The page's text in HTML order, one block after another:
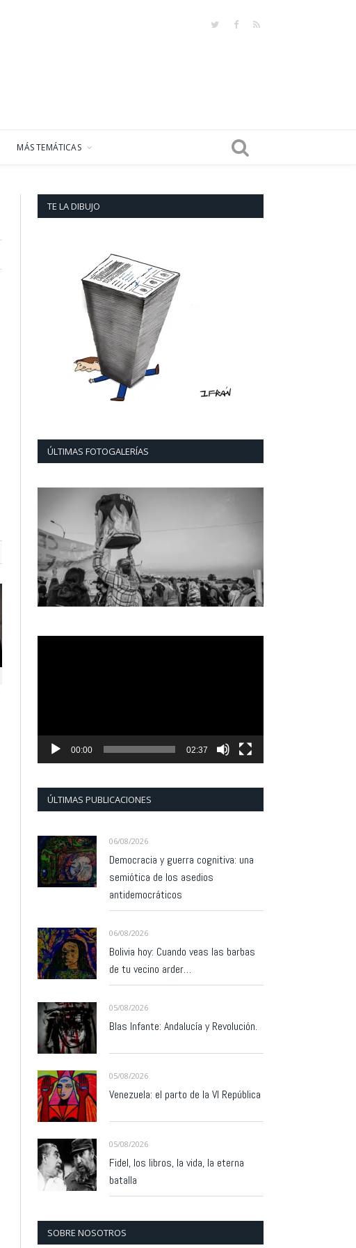
TwitterFacebook
RSS
MÁS TEMÁTICAS
TE LA DIBUJO
ÚLTIMAS FOTOGALERÍAS
00:00 02:37
ÚLTIMAS PUBLICACIONES
06/08/2026
Democracia y guerra cognitiva: una
semiótica de los asedios
antidemocráticos
06/08/2026
Bolivia hoy: Cuando veas las barbas
de tu vecino arder…
05/08/2026
Blas Infante: Andalucía y Revolución.
05/08/2026
Venezuela: el parto de la VI República
05/08/2026
Fidel, los libros, la vida, la eterna
batalla
SOBRE NOSOTROS